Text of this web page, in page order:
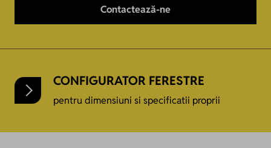
Contactează-ne
CONFIGURATOR FERESTRE
pentru dimensiuni si specificatii proprii